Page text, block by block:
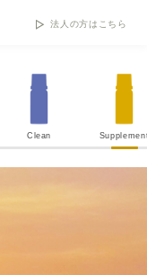
法人の方はこちら
Clean